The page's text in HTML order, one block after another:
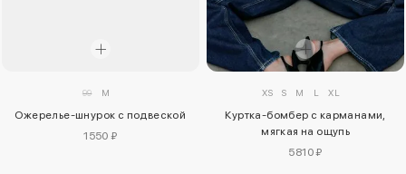
99 M
Ожерелье-шнурок с подвеской
1550 ₽
XS S M L XL
Куртка-бомбер с карманами,
мягкая на ощупь
5810 ₽